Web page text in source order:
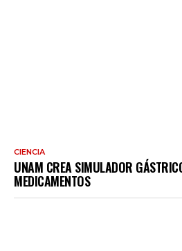
CIENCIA
UNAM CREA SIMULADOR
MEDICAMENTOS